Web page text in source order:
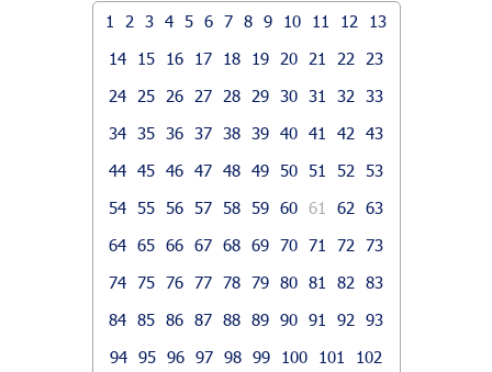
1 2 3 4 5 6 7 8 9 10 11 12
13
14
15 16 17 18 19 20 21 22
23
24
25 26 27 28 29 30 31 32
33
34 35 36 37 38 39 40 41 42
43
44 45 46 47 48 49 50 51 52
53
54 55 56 57 58 59 60 61 62
63
64 65 66 67 68 69 70 71 72
73
74 75 76 77 78 79 80 81 82
83
84 85 86 87 88 89 90 91 92
93
94 95 96 97 98 99 100 101
102